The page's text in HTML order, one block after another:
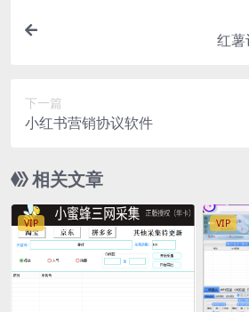
红薯
下一篇
小红书营销协议软件
相关文章
VIP VIP